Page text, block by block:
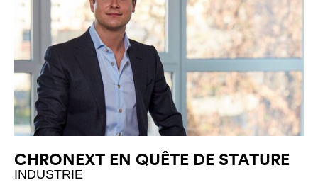
CHRONEXT EN QUÊTE DE STATURE
INDUSTRIE